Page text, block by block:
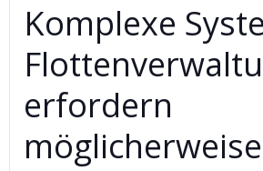
Komplexe
erfordern